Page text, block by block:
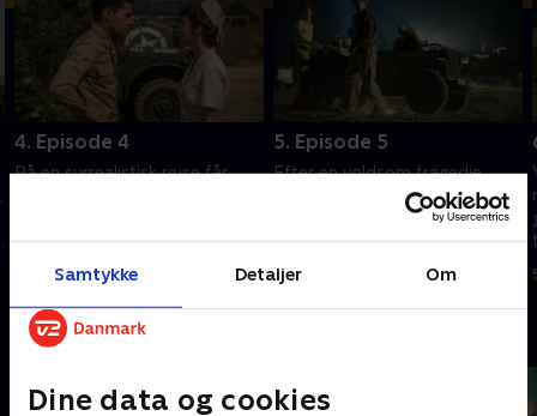
Samtykke Detaljer Om
Dine data og cookies
4. Episode 4
På en surrealistisk rejse får
af Milos forretningsimperium.
5. september 2023 • 41 min
5. Episode 5
Efter en voldsom tragedie
møder en fortumlet Yossarian
et uforståeligt mørke i Rom og
et umuligt valg.
5. september 2023 • 41 min
Andre så også